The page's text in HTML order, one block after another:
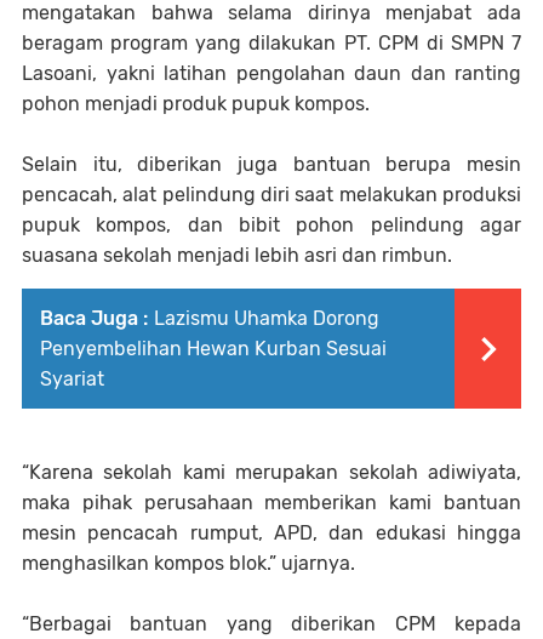
mengatakan bahwa selama dirinya menjabat ada
beragam program yang dilakukan PT. CPM di SMPN 7
Lasoani, yakni latihan pengolahan daun dan ranting
pohon menjadi produk pupuk kompos.
Selain itu, diberikan juga bantuan berupa mesin
pencacah, alat pelindung diri saat melakukan produksi
pupuk kompos, dan bibit pohon pelindung agar
suasana sekolah menjadi lebih asri dan rimbun.
Baca Juga : Lazismu Uhamka Dorong
Penyembelihan Hewan Kurban Sesuai
Syariat
“Karena sekolah kami merupakan sekolah adiwiyata,
maka pihak perusahaan memberikan kami bantuan
mesin pencacah rumput, APD, dan edukasi hingga
menghasilkan kompos blok.” ujarnya.
“Berbagai bantuan yang diberikan CPM kepada